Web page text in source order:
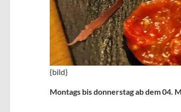
{bild}
Montags bis donnerstag ab dem 04.